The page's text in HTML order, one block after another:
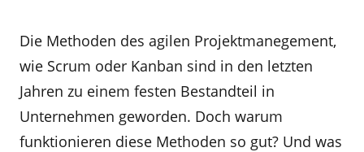
Die Methoden des agilen Projektmanegement,
wie Scrum oder Kanban sind in den letzten
Jahren zu einem festen Bestandteil in
Unternehmen geworden. Doch warum
funktionieren diese Methoden so gut? Und was